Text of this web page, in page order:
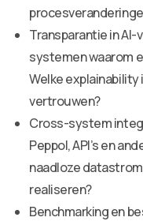
Transparantie in
systemen waarom
Welke
vertrouwen?
Cross-system
Peppol, API’s en
naadloze
realiseren?
Benchmarking en